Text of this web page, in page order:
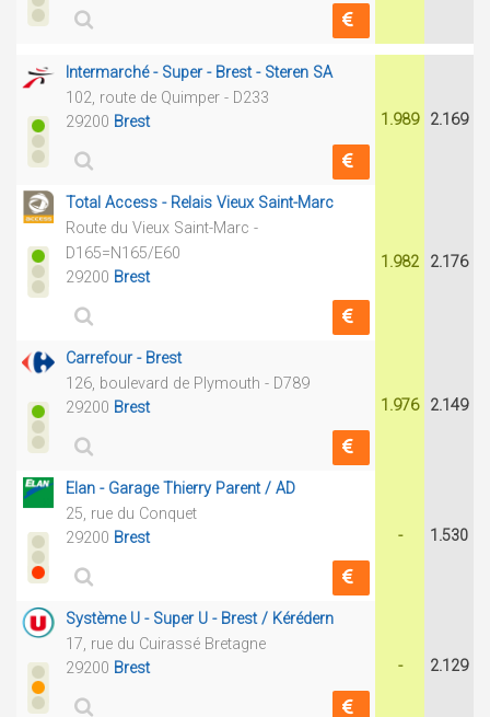
Intermarché - Super - Brest - Steren SA
102, route de Quimper - D233
29200 Brest 1.989 2.169
Total Access - Relais Vieux Saint-Marc
Route du Vieux Saint-Marc -
D165=N165/E60
29200 Brest
1.982 2.176
Carrefour - Brest
126, boulevard de Plymouth - D789
29200 Brest 1.976 2.149
Elan - Garage Thierry Parent / AD
25, rue du Conquet
29200 Brest - 1.530
Système U - Super U - Brest / Kérédern
17, rue du Cuirassé Bretagne
29200 Brest - 2.129